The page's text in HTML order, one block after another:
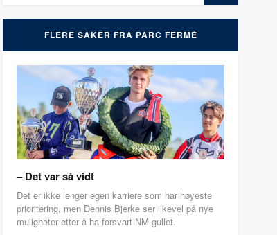
FLERE SAKER FRA PARC FERMÉ
– Det var så vidt
Det er ikke lenger egen karriere som har høyeste
prioritering, men Dennis Bjerke ser likevel på nye
muligheter etter å ha forsvart NM-gullet.